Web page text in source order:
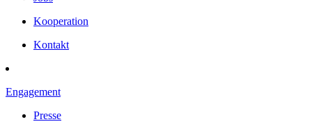
Kooperation
Kontakt
Engagement
Presse